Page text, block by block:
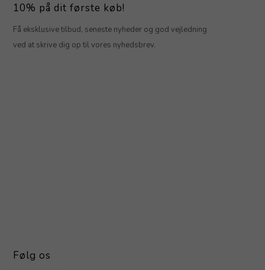
10% på dit første køb!
Få eksklusive tilbud, seneste nyheder og god vejledning
ved at skrive dig op til vores nyhedsbrev.
Følg os